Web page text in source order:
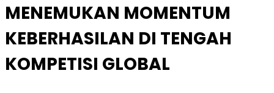
MENEMUKAN MOMENTUM
KEBERHASILAN DI TENGAH
KOMPETISI GLOBAL